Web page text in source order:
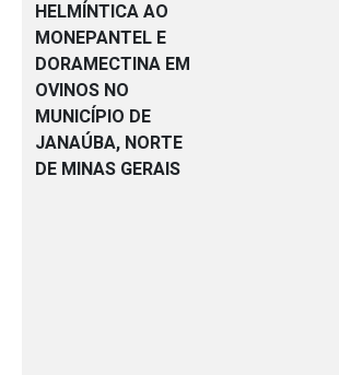
HELMÍNTICA AO
MONEPANTEL E
DORAMECTINA EM
OVINOS NO
MUNICÍPIO DE
JANAÚBA, NORTE
DE MINAS GERAIS